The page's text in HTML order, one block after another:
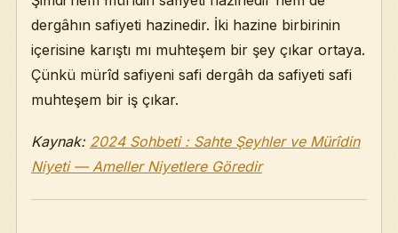
dergâhın safiyeti hazinedir. İki hazine birbirinin
içerisine karıştı mı muhteşem bir şey çıkar ortaya.
Çünkü mürîd safiyeni safi dergâh da safiyeti safi
muhteşem bir iş çıkar.
Kaynak: 2024 Sohbeti : Sahte Şeyhler ve Mürîdin
Niyeti — Ameller Niyetlere Göredir